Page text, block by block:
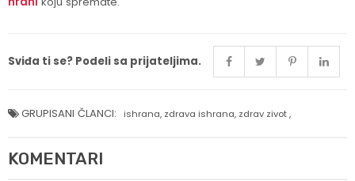
Sviđa ti se? Podeli sa prijateljima.
GRUPISANI ČLANCI: ishrana, zdrava ishrana, zdrav zivot,
KOMENTARI